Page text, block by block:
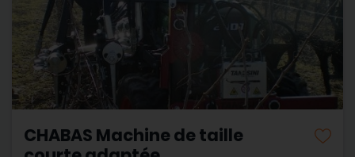
CHABAS Machine de taille